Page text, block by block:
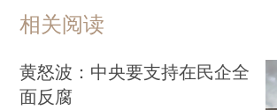
相关阅读
黄怒波：中央要支持在民企全
面反腐